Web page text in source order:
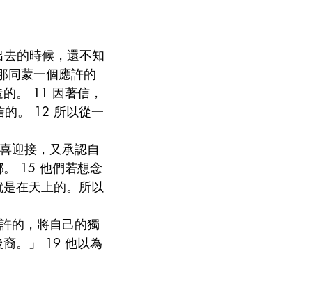
的時候，還不知
同蒙一個應許的
。 11 因著信，
。 12 所以從一
迎接，又承認自
15 他們若想念
在天上的。所以
的，將自己的獨
。」 19 他以為